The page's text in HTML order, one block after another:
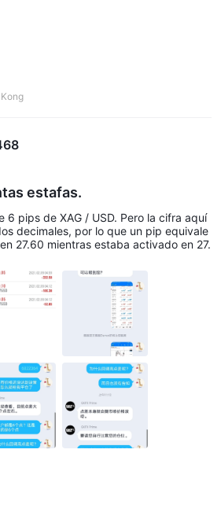
como Trading Central y
la experiencia de trading.
estafas.
6 pips de XAG / USD. Pero la cifra aquí
decimales, por lo que un pip equivale
27.60 mientras estaba activado en 27.